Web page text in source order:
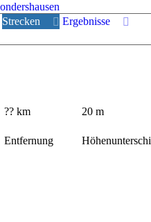
Strecken
Ergebnisse
?? km
Entfernung
20 m